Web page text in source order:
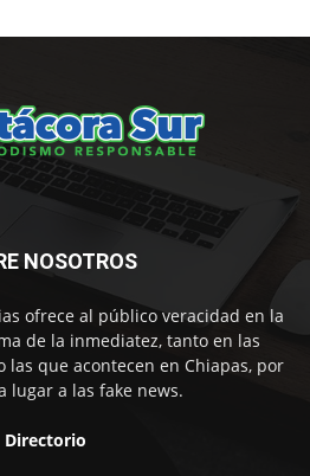
NOSOTROS
ofrece al público veracidad en la
de la inmediatez, tanto en las
las que acontecen en Chiapas, por
lugar a las fake news.
Directorio